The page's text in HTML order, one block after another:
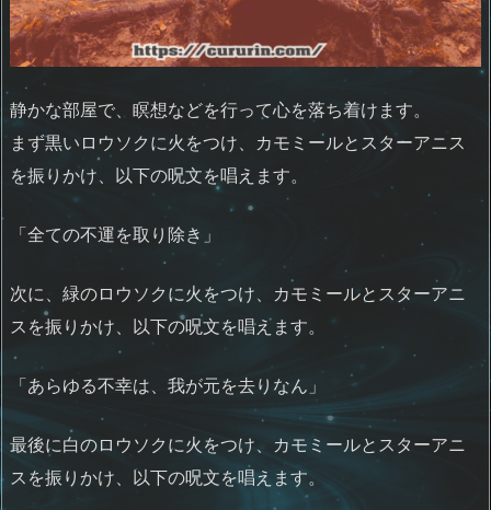
静かな部屋で、瞑想などを行って心を落ち着けます。
まず黒いロウソクに火をつけ、カモミールとスターアニス
を振りかけ、以下の呪文を唱えます。
「全ての不運を取り除き」
次に、緑のロウソクに火をつけ、カモミールとスターアニ
スを振りかけ、以下の呪文を唱えます。
「あらゆる不幸は、我が元を去りなん」
最後に白のロウソクに火をつけ、カモミールとスターアニ
スを振りかけ、以下の呪文を唱えます。